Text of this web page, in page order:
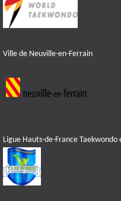
Ville de Neuville-en-Ferrain
Ligue Hauts-de-France Taekwondo